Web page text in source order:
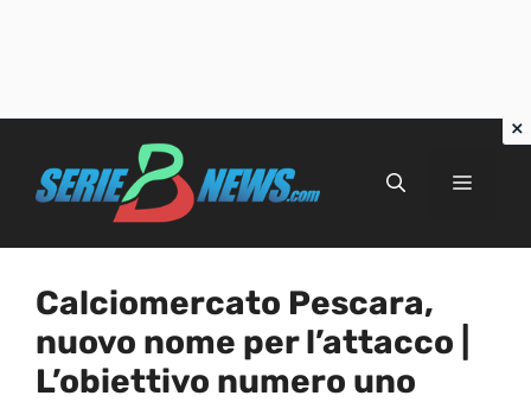
Menu
Calciomercato Pescara,
nuovo nome per l’attacco |
L’obiettivo numero uno